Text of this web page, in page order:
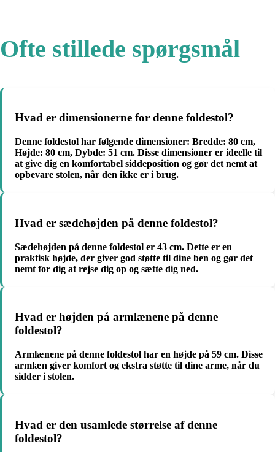
Ofte stillede spørgsmål
Hvad er dimensionerne for denne foldestol?
Denne foldestol har følgende dimensioner: Bredde: 80 cm,
Højde: 80 cm, Dybde: 51 cm. Disse dimensioner er ideelle til
at give dig en komfortabel siddeposition og gør det nemt at
opbevare stolen, når den ikke er i brug.
Hvad er sædehøjden på denne foldestol?
Sædehøjden på denne foldestol er 43 cm. Dette er en
praktisk højde, der giver god støtte til dine ben og gør det
nemt for dig at rejse dig op og sætte dig ned.
Hvad er højden på armlænene på denne
foldestol?
Armlænene på denne foldestol har en højde på 59 cm. Disse
armlæn giver komfort og ekstra støtte til dine arme, når du
sidder i stolen.
Hvad er den usamlede størrelse af denne
foldestol?